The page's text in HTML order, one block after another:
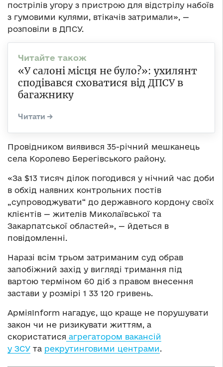
пострілів угору з пристрою для відстрілу набоїв
з гумовими кулями, втікачів затримали», —
розповіли в ДПСУ.
«У салоні місця не було?»: ухилянт
сподівався сховатися від ДПСУ в
багажнику
Провідником виявився 35-річний мешканець
села Королево Берегівського району.
«За $13 тисяч ділок погодився у нічний час доби
в обхід наявних контрольних постів
„супроводжувати“ до державного кордону своїх
клієнтів — жителів Миколаївської та
Закарпатської областей», — йдеться в
повідомленні.
Наразі всім трьом затриманим суд обрав
запобіжний захід у вигляді тримання під
вартою терміном 60 діб з правом внесення
застави у розмірі 1 33 120 гривень.
АрміяInform нагадує, що краще не порушувати
закон чи не ризикувати життям, а
скористатися агрегатором вакансій
у ЗСУ та рекрутинговими центрами.